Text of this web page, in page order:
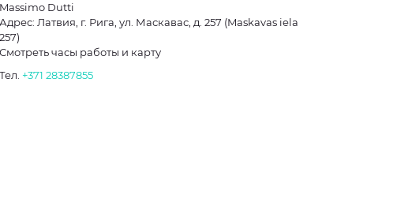
Massimo Dutti
Адрес: Латвия, г. Рига, ул. Маскавас, д. 257 (Maskavas iela
257)
Смотреть часы работы и карту
Тел. +371 28387855